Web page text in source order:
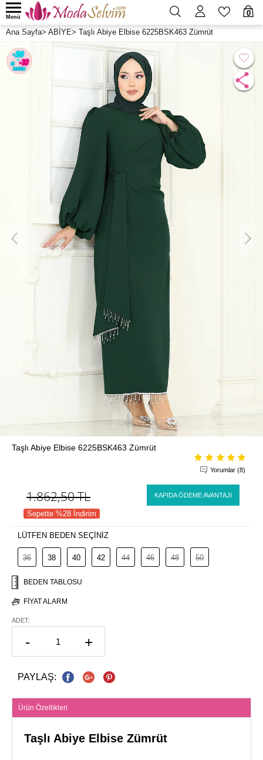
0
Menü
Ana Sayfa> ABİYE> Taşlı Abiye Elbise 6225BSK463 Zümrüt
Taşlı Abiye Elbise 6225BSK463 Zümrüt
Yorumlar (8)
1.862,50TL KAPIDA ÖDEME AVANTAJI
Sepette %28 İndirim
LÜTFEN BEDEN SEÇİNİZ
36 38 40 42 44 46 48 50
BEDEN TABLOSU
FIYAT ALARM
ADET:
- +
PAYLAŞ:
Ürün Özellikleri
Taşlı Abiye Elbise Zümrüt